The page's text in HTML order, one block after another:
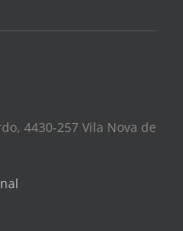
4430-257 Vila Nova de